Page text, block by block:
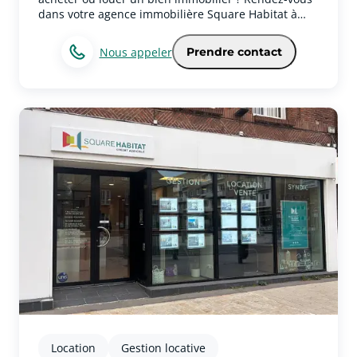
dans votre agence immobilière Square Habitat à
immobiliers.Votre agence immobilière couvre aussi
les villes autour de LambersartVéritable partenaire
de vie, notre équipe vous accompagne avec passion
immobilier.Les expertises et services immobiliers de
votre agence à LambersartNos équipes vous
garantissent une expertise sur l’ensemble des
métiers achat, vente, gestion locative, location,
syndic de copropriété, investissement immobilier,
location saisonnière... Des garanties et des services
pour être au plus près de vos
préoccupations.Contactez votre agence immobilière
Square Habitat Lambersart pour vos projets de
gestion, de vente, d’achat ou de locationVous avez
un projet immobilier à Lambersart ? N’attendez pas,
prenez contact avec nous pour bénéficier de notre
expertise ! Nos équipes sont disponibles du lundi
au vendredi : 9h-12h30 et 14h-18h30 et le samedi
de 9h30 à 12h30 et de 14h à 17h (pour l’achat/vente
sommes joignables par e-mail à l’adresse suivante :
Prendre contact
Nous appeler
Location Gestion locative